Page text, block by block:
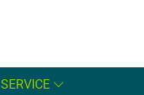
SERVICE